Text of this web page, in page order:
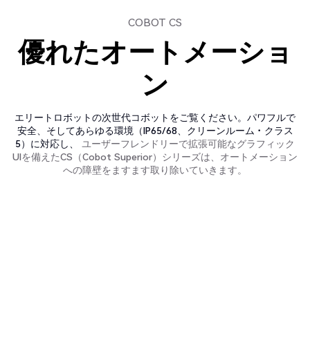
COBOT CS
優れたオートメーショ
ン
エリートロボットの次世代コボットをご覧ください。パワフルで
安全、そしてあらゆる環境（IP65/68、クリーンルーム・クラス
5）に対応し、 ユーザーフレンドリーで拡張可能なグラフィック
UIを備えたCS（Cobot Superior）シリーズは、オートメーション
への障壁をますます取り除いていきます。